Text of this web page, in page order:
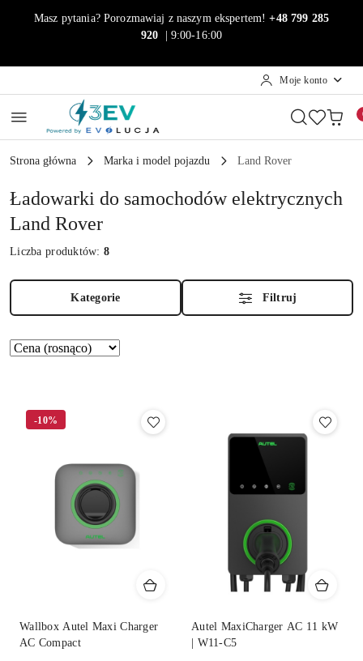
Przejdź do treści głównej
Przejdź do wyszukiwarki
Przejdź do moje konto
Przejdź do menu głównego
Przejdź do stopki
Masz pytania? Porozmawiaj z naszym ekspertem!+48 799 285
920
| 9:00-16:00
Moje konto
Strona główna Marka i model pojazdu Land Rover
Ładowarki do samochodów elektrycznych
Land Rover
Liczba produktów:8
Kategorie Filtruj
Zastosowano
Sortuj
Wallbox Autel Maxi Charger
AC Compact
-10%
Autel MaxiCharger AC 11 kW
| W11-C5